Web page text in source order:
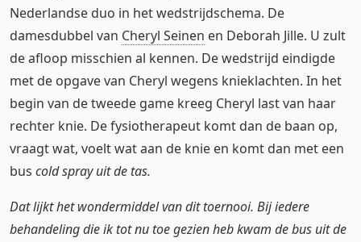
Nederlandse duo in het wedstrijdschema. De
damesdubbel van Cheryl Seinen en Deborah Jille. U zult
de afloop misschien al kennen. De wedstrijd eindigde
met de opgave van Cheryl wegens knieklachten. In het
begin van de tweede game kreeg Cheryl last van haar
rechter knie. De fysiotherapeut komt dan de baan op,
vraagt wat, voelt wat aan de knie en komt dan met een
bus cold sprayuit de tas.
Dat lijkt het wondermiddel van dit toernooi. Bij iedere
behandeling die ik tot nu toe gezien heb kwam de bus uit de